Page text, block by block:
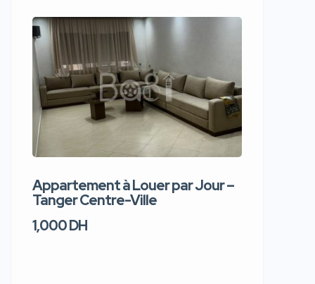
Appartement à Louer par Jour –
Tanger Centre-Ville
1,000 DH